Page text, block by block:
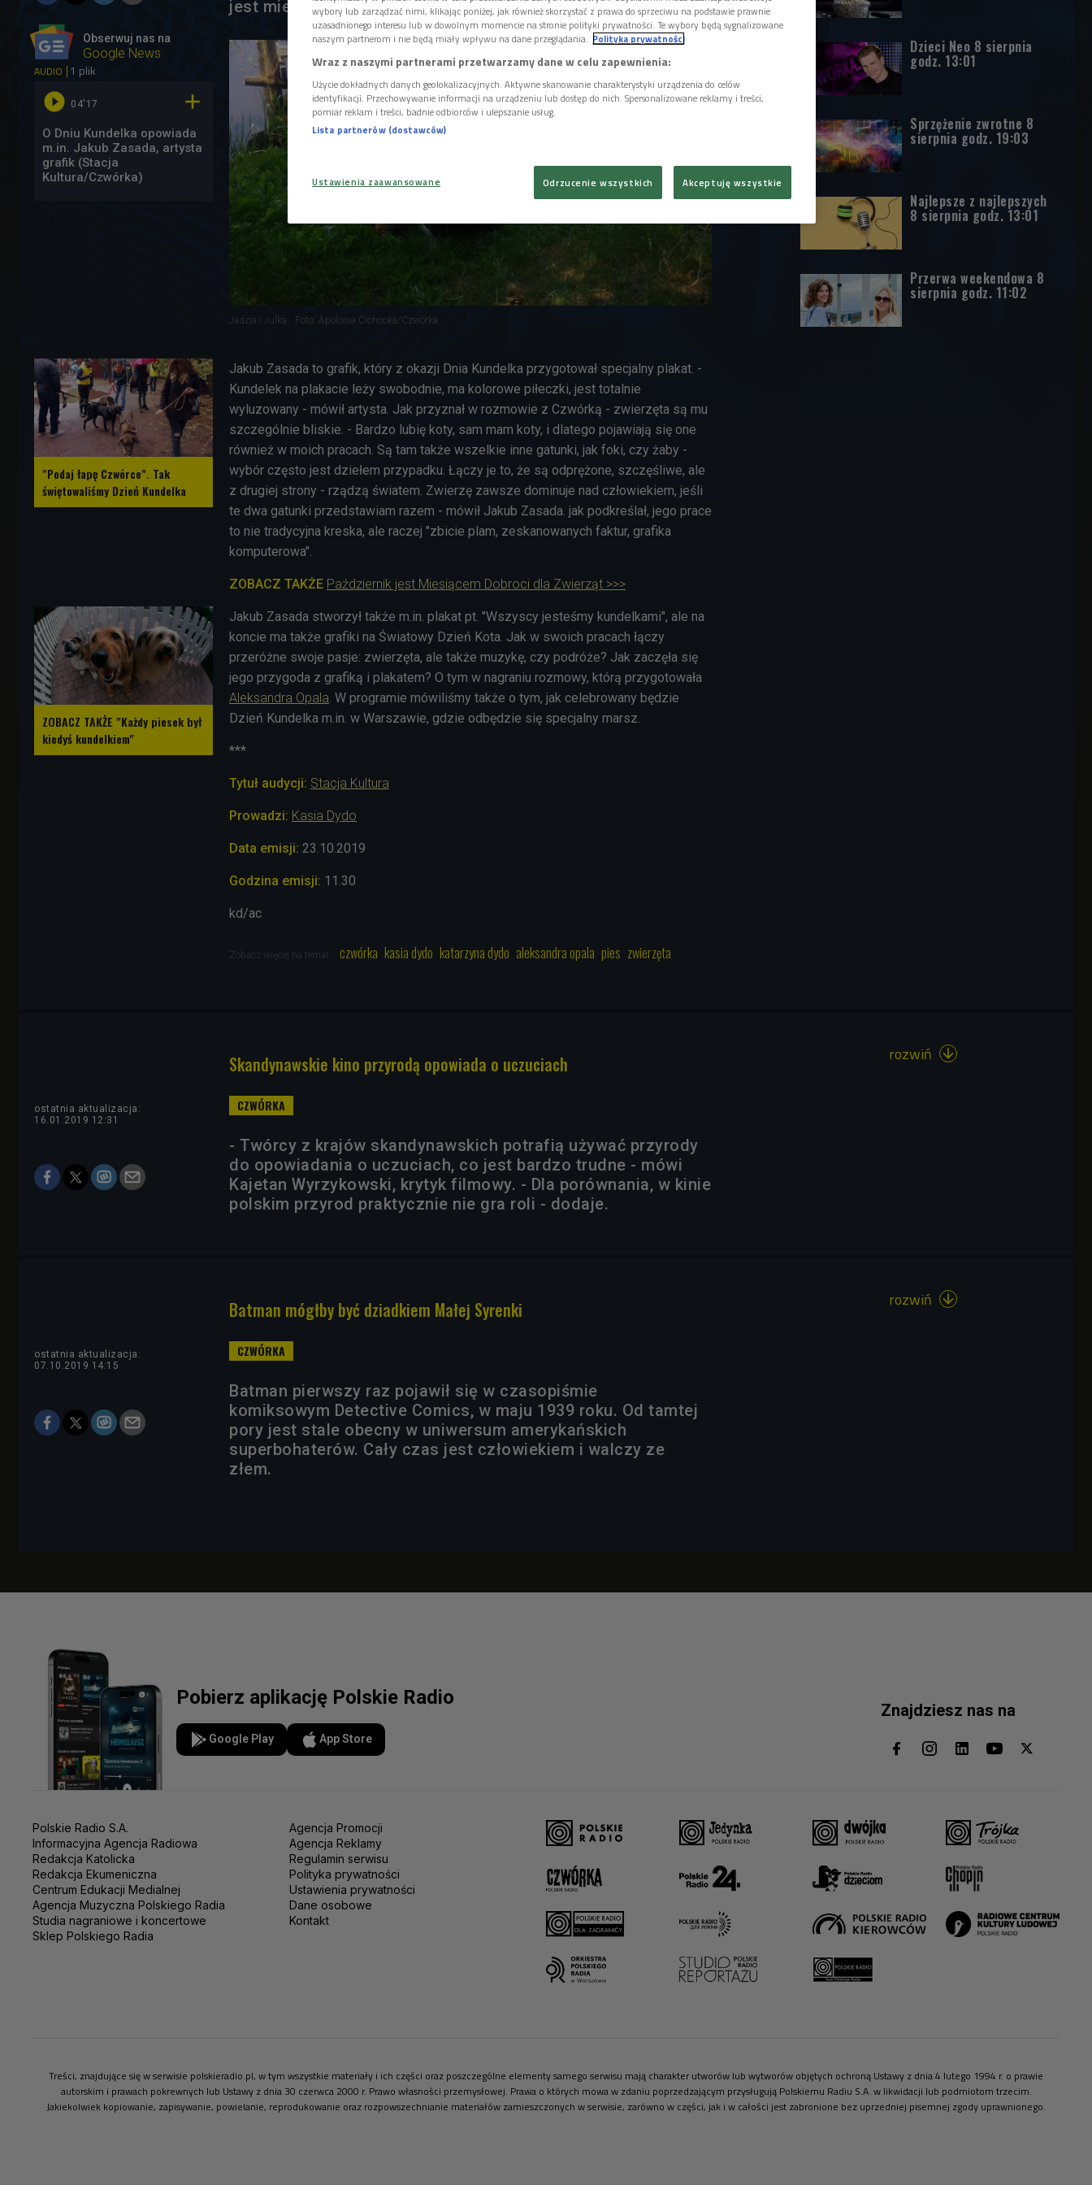
Obserwuj nas na
Google News
jest miesiącem dobroci dla nich.
AUDIO 1 plik
 04'17 
O Dniu Kundelka opowiada
m.in. Jakub Zasada, artysta
grafik (Stacja
Kultura/Czwórka)
Jadzia i Julka Foto: Apolonia Cichocka/Czwórka
"Podaj łapę Czwórce". Tak
świętowaliśmy Dzień Kundelka
Jakub Zasada to grafik, który z okazji Dnia Kundelka przygotował specjalny plakat. -
Kundelek na plakacie leży swobodnie, ma kolorowe piłeczki, jest totalnie
wyluzowany - mówił artysta. Jak przyznał w rozmowie z Czwórką - zwierzęta są mu
szczególnie bliskie. - Bardzo lubię koty, sam mam koty, i dlatego pojawiają się one
również w moich pracach. Są tam także wszelkie inne gatunki, jak foki, czy żaby -
wybór często jest dziełem przypadku. Łączy je to, że są odprężone, szczęśliwe, ale
z drugiej strony - rządzą światem. Zwierzę zawsze dominuje nad człowiekiem, jeśli
te dwa gatunki przedstawiam razem - mówił Jakub Zasada. jak podkreślał, jego prace
to nie tradycyjna kreska, ale raczej "zbicie plam, zeskanowanych faktur, grafika
komputerowa".
ZOBACZ TAKŻE Październik jest Miesiącem Dobroci dla Zwierząt >>>
ZOBACZ TAKŻE "Każdy piesek był
kiedyś kundelkiem"
Jakub Zasada stworzył także m.in. plakat pt. "Wszyscy jesteśmy kundelkami", ale na
koncie ma także grafiki na Światowy Dzień Kota. Jak w swoich pracach łączy
przeróżne swoje pasje: zwierzęta, ale także muzykę, czy podróże? Jak zaczęła się
jego przygoda z grafiką i plakatem? O tym w nagraniu rozmowy, którą przygotowała
Aleksandra Opala. W programie mówiliśmy także o tym, jak celebrowany będzie
Dzień Kundelka m.in. w Warszawie, gdzie odbędzie się specjalny marsz.
***
Tytuł audycji: Stacja Kultura
Prowadzi: Kasia Dydo
Data emisji: 23.10.2019
Godzina emisji: 11.30
kd/ac
Zobacz więcej na temat: czwórka kasia dydo katarzyna dydo aleksandra opala pies zwierzęta
Dzieci Neo 8 sierpnia
godz. 13:01
Sprzężenie zwrotne 8
sierpnia godz. 19:03
Najlepsze z najlepszych
8 sierpnia godz. 13:01
Przerwa weekendowa 8
sierpnia godz. 11:02
Skandynawskie kino przyrodą opowiada o uczuciach
ostatnia aktualizacja:
16.01.2019 12:31
- Twórcy z krajów skandynawskich potrafią używać przyrody
do opowiadania o uczuciach, co jest bardzo trudne - mówi
Kajetan Wyrzykowski, krytyk filmowy. - Dla porównania, w kinie
polskim przyrod praktycznie nie gra roli - dodaje.
rozwiń 
Batman mógłby być dziadkiem Małej Syrenki
ostatnia aktualizacja:
07.10.2019 14:15
Batman pierwszy raz pojawił się w czasopiśmie
komiksowym Detective Comics, w maju 1939 roku. Od tamtej
pory jest stale obecny w uniwersum amerykańskich
superbohaterów. Cały czas jest człowiekiem i walczy ze
złem.
rozwiń 
Pobierz aplikację Polskie Radio
Google Play App Store
Znajdziesz nas na
Polskie Radio S.A.
Informacyjna Agencja Radiowa
Redakcja Katolicka
Redakcja Ekumeniczna
Centrum Edukacji Medialnej
Agencja Muzyczna Polskiego Radia
Studia nagraniowe i koncertowe
Sklep Polskiego Radia
Agencja Promocji
Agencja Reklamy
Regulamin serwisu
Polityka prywatności
Ustawienia prywatności
Dane osobowe
Kontakt
Treści, znajdujące się w serwisie polskieradio.pl, w tym wszystkie materiały i ich części oraz poszczególne elementy samego serwisu mają charakter utworów lub wytworów objętych ochroną Ustawy z dnia 4 lutego 1994 r. o prawie
autorskim i prawach pokrewnych lub Ustawy z dnia 30 czerwca 2000 r. Prawo własności przemysłowej. Prawa o których mowa w zdaniu poprzedzającym przysługują Polskiemu Radiu S.A. w likwidacji lub podmiotom trzecim.
Jakiekolwiek kopiowanie, zapisywanie, powielanie, reprodukowanie oraz rozpowszechnianie materiałów zamieszczonych w serwisie, zarówno w części, jak i w całości jest zabronione bez uprzedniej pisemnej zgody uprawnionego.
wybory lub zarządzać nimi, klikając poniżej, jak również skorzystać z prawa do sprzeciwu na podstawie prawnie
uzasadnionego interesu lub w dowolnym momencie na stronie polityki prywatności. Te wybory będą sygnalizowane
naszym partnerom i nie będą miały wpływu na dane przeglądania. Polityka prywatności
Wraz z naszymi partnerami przetwarzamy dane w celu zapewnienia:
Użycie dokładnych danych geolokalizacyjnych. Aktywne skanowanie charakterystyki urządzenia do celów
identyfikacji. Przechowywanie informacji na urządzeniu lub dostęp do nich. Spersonalizowane reklamy i treści,
pomiar reklam i treści, badnie odbiorców i ulepszanie usług.
Lista partnerów (dostawców)
Ustawienia zaawansowane Odrzucenie wszystkich Akceptuję wszystkie